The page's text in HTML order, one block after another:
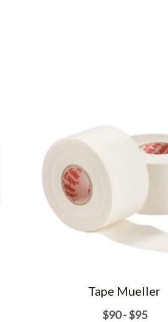
Tape Mueller
$90 - $95